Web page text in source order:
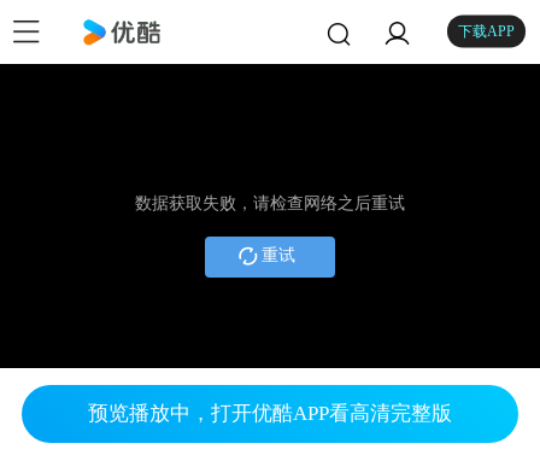
下载APP
数据获取失败，请检查网络之后重试
重试
预览播放中，打开优酷APP看高清完整版